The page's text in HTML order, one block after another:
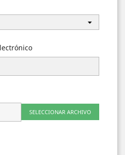
SELECCIONAR ARCHIVO